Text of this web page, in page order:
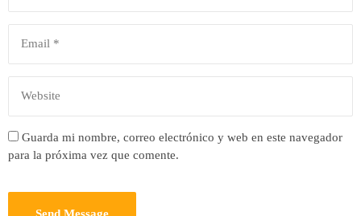
Guarda mi nombre, correo electrónico y web en este navegador
para la próxima vez que comente.